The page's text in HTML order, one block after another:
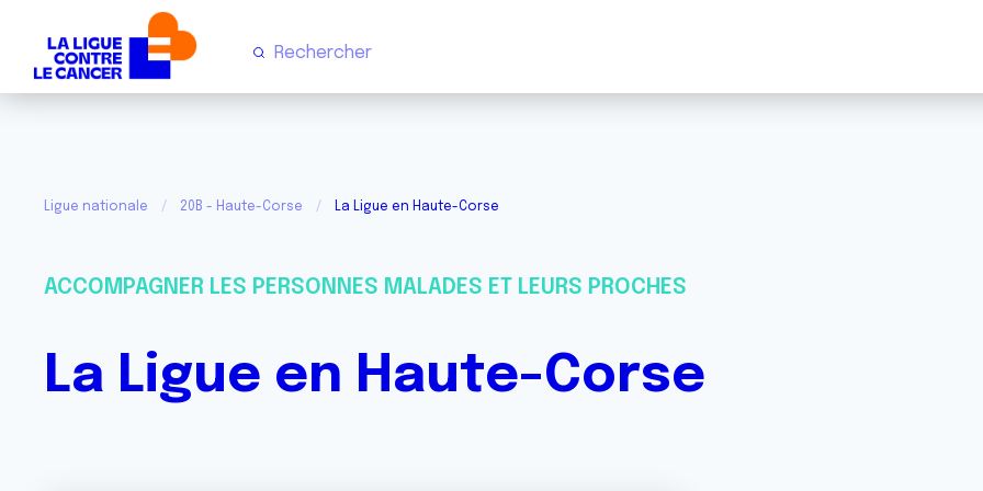
Ligue nationale 20B - Haute-Corse La Ligue en Haute-Corse
ACCOMPAGNER LES PERSONNES MALADES ET LEURS PROCHES
La Ligue en Haute-Corse